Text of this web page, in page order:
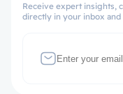
Receive expert insights,
directly in your inbox